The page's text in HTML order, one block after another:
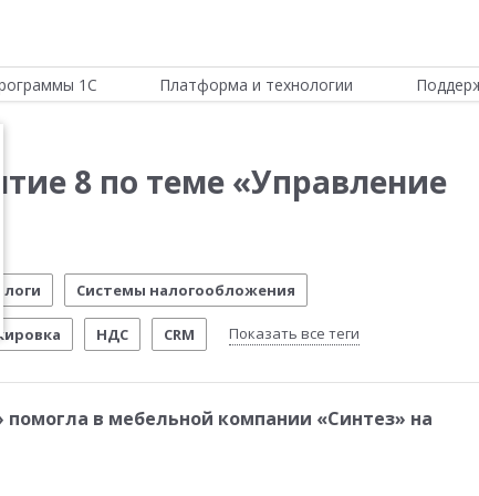
1С Платформа и технологии
8 по теме «Управление
Системы налогообложения
НДС CRM Показать все теги
ИТС Отчетность по МСФО Новости Платформы
управления предприятием Управление складом
в мебельной компании «Синтез» на